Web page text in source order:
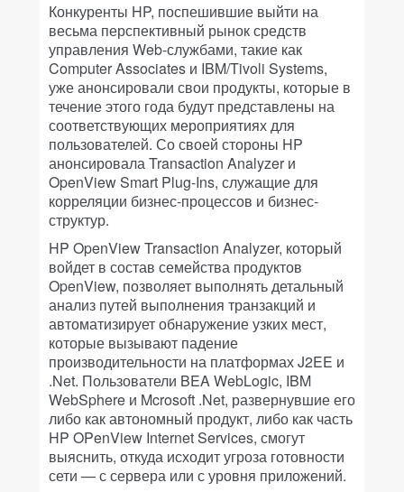
Конкуренты HP, поспешившие выйти на
весьма перспективный рынок средств
управления Web-службами, такие как
Computer Associates и IBM/Tivoli Systems,
уже анонсировали свои продукты, которые в
течение этого года будут представлены на
соответствующих мероприятиях для
пользователей. Со своей стороны HP
анонсировала Transaction Analyzer и
OpenView Smart Plug-Ins, служащие для
корреляции бизнес-процессов и бизнес-
структур.
HP OpenView Transaction Analyzer, который
войдет в состав семейства продуктов
OpenView, позволяет выполнять детальный
анализ путей выполнения транзакций и
автоматизирует обнаружение узких мест,
которые вызывают падение
производительности на платформах J2EE и
.Net. Пользователи BEA WebLogic, IBM
WebSphere и Mcrosoft .Net, развернувшие его
либо как автономный продукт, либо как часть
HP OPenView Internet Services, смогут
выяснить, откуда исходит угроза готовности
сети — с сервера или с уровня приложений.